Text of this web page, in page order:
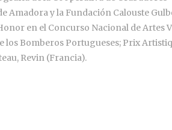
Amadora y la Fundación Calouste
en el Concurso Nacional de Artes
los Bomberos Portugueses; Prix
Revin (Francia).